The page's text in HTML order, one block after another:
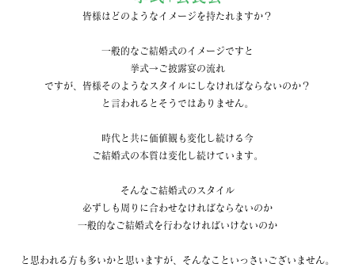
皆様はどのようなイメージを持たれますか？
一般的なご結婚式のイメージですと
挙式→ご披露宴の流れ
ですが、皆様そのようなスタイルにしなければならないのか？
と言われるとそうではありません。
時代と共に価値観も変化し続ける今
ご結婚式の本質は変化し続けています。
そんなご結婚式のスタイル
必ずしも周りに合わせなければならないのか
一般的なご結婚式を行わなければいけないのか
と思われる方も多いかと思いますが、そんなこといっさいございません。